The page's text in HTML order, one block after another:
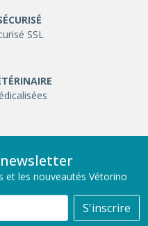
SSL
et les nouveautés Vétorino
S'inscrire